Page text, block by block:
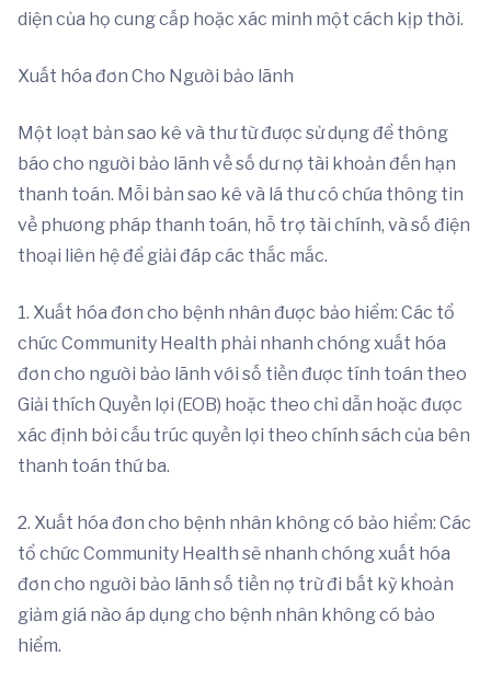
diện của họ cung cấp hoặc xác minh một cách kịp thời.
Xuất hóa đơn Cho Người bảo lãnh
Một loạt bản sao kê và thư từ được sử dụng để thông
báo cho người bảo lãnh về số dư nợ tài khoản đến hạn
thanh toán. Mỗi bản sao kê và lá thư có chứa thông tin
về phương pháp thanh toán, hỗ trợ tài chính, và số điện
thoại liên hệ để giải đáp các thắc mắc.
1. Xuất hóa đơn cho bệnh nhân được bảo hiểm: Các tổ
chức Community Health phải nhanh chóng xuất hóa
đơn cho người bảo lãnh với số tiền được tính toán theo
Giải thích Quyền lợi (EOB) hoặc theo chỉ dẫn hoặc được
xác định bởi cấu trúc quyền lợi theo chính sách của bên
thanh toán thứ ba.
2. Xuất hóa đơn cho bệnh nhân không có bảo hiểm: Các
tổ chức Community Health sẽ nhanh chóng xuất hóa
đơn cho người bảo lãnh số tiền nợ trừ đi bất kỳ khoản
giảm giá nào áp dụng cho bệnh nhân không có bảo
hiểm.